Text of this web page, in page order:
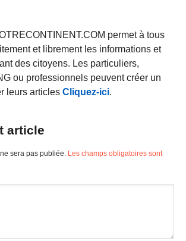
permet à tous
et librement les informations et
des citoyens. Les particuliers,
ou professionnels peuvent créer un
leurs articles Cliquez-ici.
article
sera pas publiée. Les champs obligatoires sont